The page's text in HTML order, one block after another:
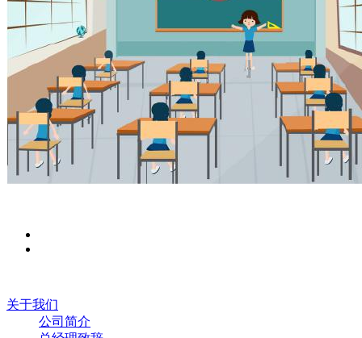
关于我们
公司简介